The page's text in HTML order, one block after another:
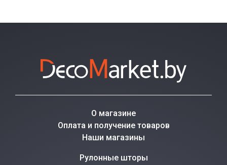
О магазине
Оплата и получение товаров
Наши магазины
Рулонные шторы